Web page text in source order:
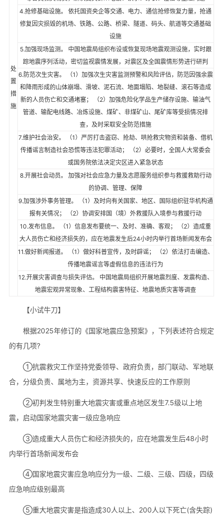
处
置
措
施
4.抢修基础设施。 依托国资央企等交通、电力、通信抢修恢复力量，抢通
修复因灾损毁的机场、铁路、公路、桥梁、隧道、码头、航道等交通基础
设施
5.加强现场监测。 中国地震局组织布设或恢复现场地震观测设施，实时跟
踪地震序列活动，密切监视震情发展，对震区及全国震情形势进行研判
6.防范次生灾害。 （1）加强次生灾害监测预警和风险评估，防范因强余震
和降雨形成的山体崩塌、滑坡、泥石流、地面塌陷、地裂缝、滚石等造成
新的人员伤亡和交通堵塞； （2）加强危险化学品生产储存设施、输油气
管道、输配电线路、冶炼设施、煤矿、非煤矿山、尾矿库等受损情况排
查，及时采取安全防范措施
7.维护社会治安。 （1）严厉打击盗窃、抢劫、哄抢救灾物资和装备、借机
传播谣言制造社会恐慌等违法犯罪活动； （2）必要时，全国人大常委会
或国务院依法决定灾区进入紧急状态
8.开展社会动员。 加强对社会应急力量及志愿服务组织参与救援救助行动
的协调、管理、保障
9.加强涉外事务管理。 （1）及时向有关国家、地区、国际组织驻华机构通
报有关情况； （2）协调安排国（境）外救援队入境参与救援行动
10.发布信息。 （1）信息发布要统一、及时、准确、客观； （2）造成重
大人员伤亡和经济损失的，应在地震发生后24小时内举行首场新闻发布会
11.做好新闻报道。 （1）做好科普宣传，及时辟谣； （2）依法打击编造、
传播地震谣言等虚假信息的违法行为
12.开展灾害调查与损失评估。 中国地震局组织开展地震烈度、发震构造、
地震宏观异常现象、工程结构震害特征、地震地质灾害等调查
【小试牛刀】
根据2025年修订的《国家地震应急预案》，下列表述符合规定
的有几项?
①抗震救灾工作坚持党委领导、政府负责，部门联动、军地联
合，分级负责、属地为主，资源共享、快速反应的工作原则
②初判发生特别重大地震灾害或重点地区发生7.5级以上地
震，启动国家地震灾害一级应急响应
③造成重大人员伤亡和经济损失的，应在地震发生后48小时
内举行首场新闻发布会
④国家地震灾害应急响应分为一级、二级、三级、四级，四级
应急响应级别最高
⑤重大地震灾害是指造成30人以上、200人以下死亡(含失踪)